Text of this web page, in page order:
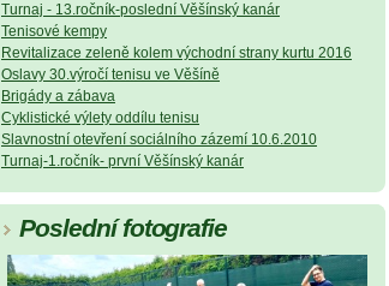
Turnaj - 13.ročník-poslední Věšínský kanár
Tenisové kempy
Revitalizace zeleně kolem východní strany kurtu 2016
Oslavy 30.výročí tenisu ve Věšíně
Brigády a zábava
Cyklistické výlety oddílu tenisu
Slavnostní otevření sociálního zázemí 10.6.2010
Turnaj-1.ročník- první Věšínský kanár
Poslední fotografie